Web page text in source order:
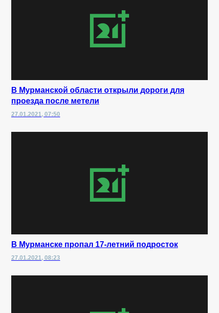
В Мурманской области открыли дороги для
проезда после метели
27.01.2021, 07:50
В Мурманске пропал 17-летний подросток
27.01.2021, 08:23